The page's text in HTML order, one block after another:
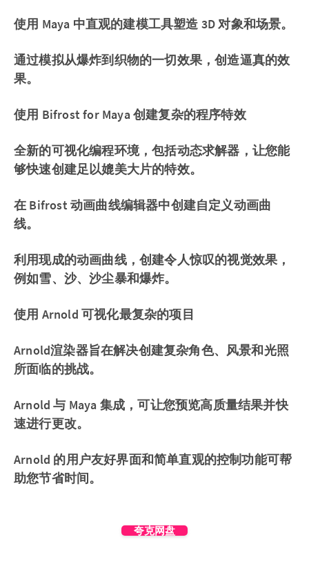
使用 Maya 中直观的建模工具塑造 3D 对象和场景。
通过模拟从爆炸到织物的一切效果，创造逼真的效
果。
使用 Bifrost for Maya 创建复杂的程序特效
全新的可视化编程环境，包括动态求解器，让您能
够快速创建足以媲美大片的特效。
在 Bifrost 动画曲线编辑器中创建自定义动画曲
线。
利用现成的动画曲线，创建令人惊叹的视觉效果，
例如雪、沙、沙尘暴和爆炸。
使用 Arnold 可视化最复杂的项目
Arnold渲染器旨在解决创建复杂角色、风景和光照
所面临的挑战。
Arnold 与 Maya 集成，可让您预览高质量结果并快
速进行更改。
Arnold 的用户友好界面和简单直观的控制功能可帮
助您节省时间。
夸克网盘